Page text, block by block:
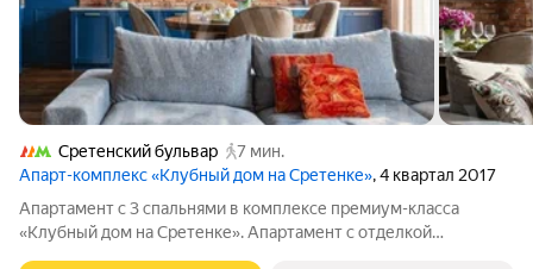
Сретенский бульвар
7 мин.
Апарт-комплекс «Клубный дом на Сретенке», 4 квартал 2017
Апартамент с 3 спальнями в комплексе премиум-класса
«Клубный дом на Сретенке». Апартамент с отделкой